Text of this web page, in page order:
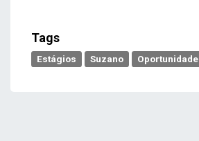
Tags
Estágios Suzano Oportunidade